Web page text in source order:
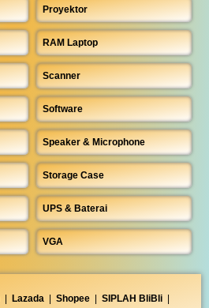
Proyektor
RAM Laptop
Scanner
Software
Speaker & Microphone
Storage Case
UPS & Baterai
VGA
| Lazada | Shopee | SIPLAH BliBli |